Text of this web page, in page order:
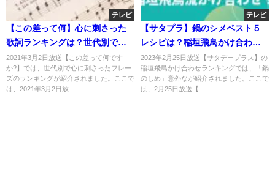
テレビ
【この差って何】心に刺さった
歌詞ランキングは？世代別で
は？
2021年3月2日放送【この差って何です
か?】では、世代別で心に刺さったフレー
ズのランキングが紹介されました。ここで
は、2021年3月2日放...
テレビ
【サタプラ】鍋のシメベスト５
レシピは？稲垣飛鳥かけ合わせ
ランキング！
2023年2月25日放送【サタデープラス】の
稲垣飛鳥かけ合わせランキングでは、「鍋
のしめ」意外なが紹介されました。ここで
は、2月25日放送【...